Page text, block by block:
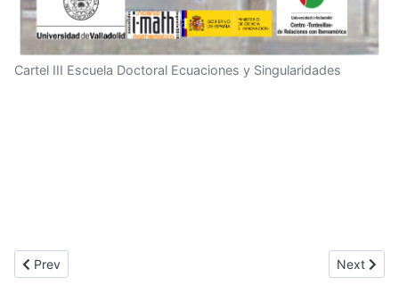
Cartel III Escuela Doctoral Ecuaciones y Singularidades
Previous article: IV Escuela Doctoral Ecuaciones y Singularidades
Prev Next
Next